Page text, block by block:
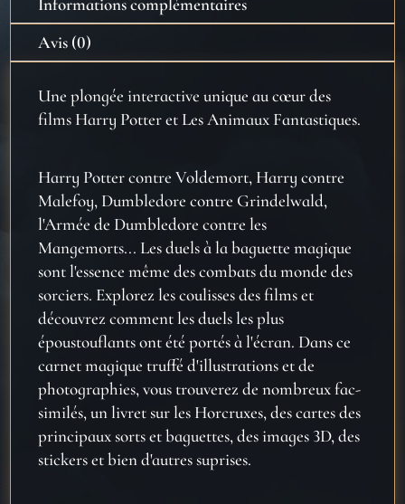
Magique
Informations complémentaires
Avis (0)
Une plongée interactive unique au cœur des
films Harry Potter et Les Animaux Fantastiques.
Harry Potter contre Voldemort, Harry contre
Malefoy, Dumbledore contre Grindelwald,
l'Armée de Dumbledore contre les
Mangemorts... Les duels à la baguette magique
sont l'essence même des combats du monde des
sorciers. Explorez les coulisses des films et
découvrez comment les duels les plus
époustouflants ont été portés à l'écran. Dans ce
carnet magique truffé d'illustrations et de
photographies, vous trouverez de nombreux fac-
similés, un livret sur les Horcruxes, des cartes des
principaux sorts et baguettes, des images 3D, des
stickers et bien d'autres suprises.